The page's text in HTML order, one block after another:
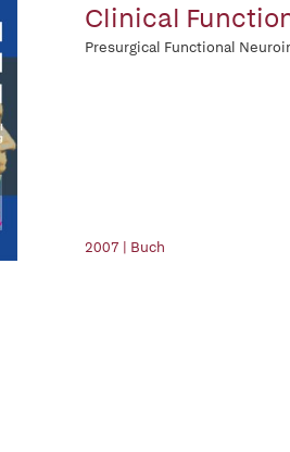
Clinical
Presurgical Functional
2007 | Buch